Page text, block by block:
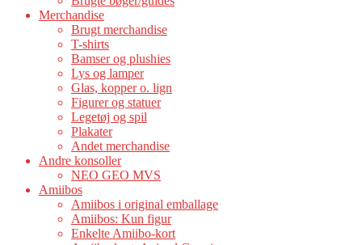
Merchandise
Brugt merchandise
T-shirts
Bamser og plushies
Lys og lamper
Glas, kopper o. lign
Figurer og statuer
Legetøj og spil
Plakater
Andet merchandise
Andre konsoller
NEO GEO MVS
Amiibos
Amiibos i original emballage
Amiibos: Kun figur
Enkelte Amiibo-kort